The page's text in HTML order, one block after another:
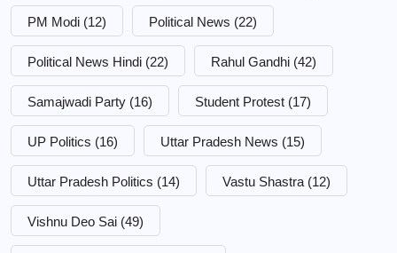
PM Modi (12) Political News (22)
Political News Hindi (22) Rahul Gandhi (42)
Samajwadi Party (16) Student Protest (17)
UP Politics (16) Uttar Pradesh News (15)
Uttar Pradesh Politics (14) Vastu Shastra (12)
Vishnu Deo Sai (49)